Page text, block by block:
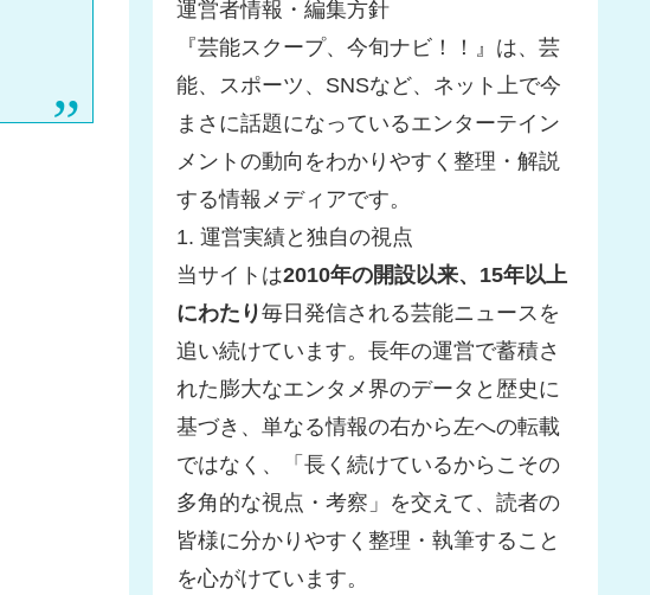
運営者情報・編集方針
『芸能スクープ、今旬ナビ！！』は、芸
能、スポーツ、SNSなど、ネット上で今
まさに話題になっているエンターテイン
メントの動向をわかりやすく整理・解説
する情報メディアです。
1. 運営実績と独自の視点
当サイトは2010年の開設以来、15年以上
にわたり毎日発信される芸能ニュースを
追い続けています。長年の運営で蓄積さ
れた膨大なエンタメ界のデータと歴史に
基づき、単なる情報の右から左への転載
ではなく、「長く続けているからこその
多角的な視点・考察」を交えて、読者の
皆様に分かりやすく整理・執筆すること
を心がけています。